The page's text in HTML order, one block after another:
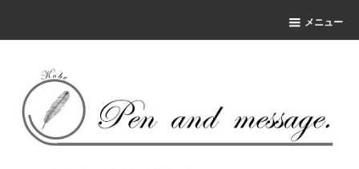
メニュー